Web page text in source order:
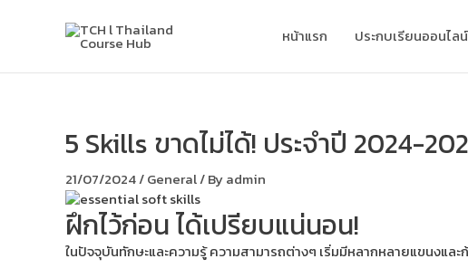
หน้าแรก ประกบเรียนออนไลน์
5 Skills ขาดไม่ได้! ประจำปี 2024-
21/07/2024/General/ Byadmin
ฝึกไว้ก่อน ได้เปรียบแน่นอน!
ในปัจจุบันทักษะและความรู้ ความสามารถต่างๆ เริ่มมีหลากหลายแขนงแ